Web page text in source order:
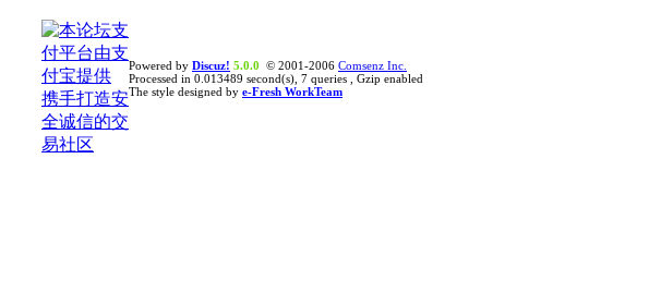
Powered by Discuz! 5.0.0 © 2001-2006 Comsenz Inc.
Processed in 0.013489 second(s), 7 queries , Gzip enabled
The style designed by e-Fresh WorkTeam